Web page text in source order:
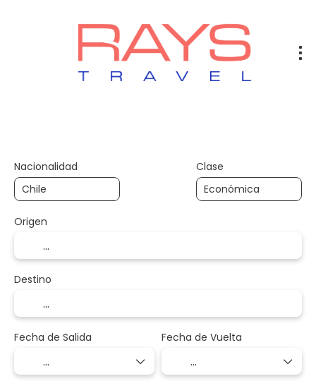
Nacionalidad Clase
Origen
Destino
Fecha de Salida Fecha de Vuelta